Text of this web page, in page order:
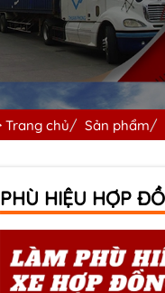
Trang chủ Sản phẩm
PHÙ HIỆU HỢP